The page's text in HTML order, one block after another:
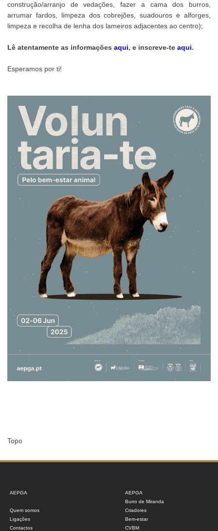
construção/arranjo de vedações, fazer a cama dos burros,
arrumar fardos, limpeza dos cobrejões, suadouros e alforges,
limpeza e recolha de lenha dos lameiros adjacentes ao centro);
Lê atentamente as informações aqui, e inscreve-te aqui.
Esperamos por ti!
Topo
AEPGA
Quem somos
Ligações
Contactos
AEPGA
Burro de Miranda
Criadores
Bem-estar
CVBM